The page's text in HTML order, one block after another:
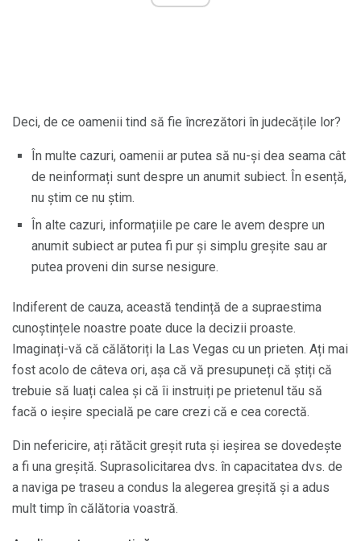
Deci, de ce oamenii tind să fie încrezători în judecățile lor?
În multe cazuri, oamenii ar putea să nu-și dea seama cât
de neinformați sunt despre un anumit subiect. În esență,
nu știm ce nu știm.
În alte cazuri, informațiile pe care le avem despre un
anumit subiect ar putea fi pur și simplu greșite sau ar
putea proveni din surse nesigure.
Indiferent de cauza, această tendință de a supraestima
cunoștințele noastre poate duce la decizii proaste.
Imaginați-vă că călătoriți la Las Vegas cu un prieten. Ați mai
fost acolo de câteva ori, așa că vă presupuneți că știți că
trebuie să luați calea și că îi instruiți pe prietenul tău să
facă o ieșire specială pe care crezi că e cea corectă.
Din nefericire, ați rătăcit greșit ruta și ieșirea se dovedește
a fi una greșită. Suprasolicitarea dvs. în capacitatea dvs. de
a naviga pe traseu a condus la alegerea greșită și a adus
mult timp în călătoria voastră.